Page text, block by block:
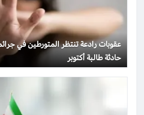
عقوبات رادعة تنتظر المتورطين في
حادثة طالبة أكتوبر